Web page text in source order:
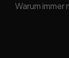
Warum